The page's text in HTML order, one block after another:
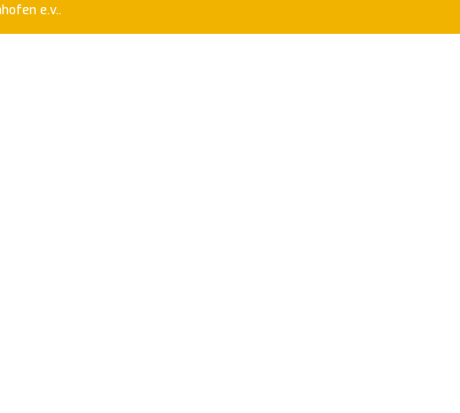
e.v..